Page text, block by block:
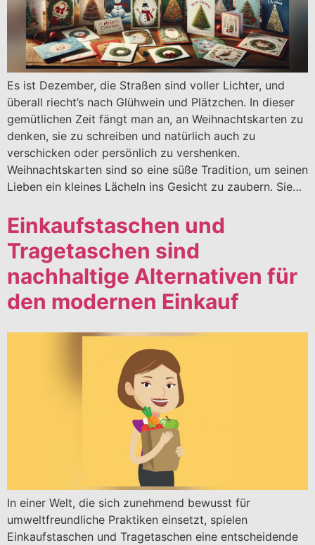
Es ist Dezember, die Straßen sind voller Lichter, und
überall riecht’s nach Glühwein und Plätzchen. In dieser
gemütlichen Zeit fängt man an, an Weihnachtskarten zu
denken, sie zu schreiben und natürlich auch zu
verschicken oder persönlich zu vershenken.
Weihnachtskarten sind so eine süße Tradition, um seinen
Lieben ein kleines Lächeln ins Gesicht zu zaubern. Sie…
Einkaufstaschen und
Tragetaschen sind
nachhaltige Alternativen für
den modernen Einkauf
In einer Welt, die sich zunehmend bewusst für
umweltfreundliche Praktiken einsetzt, spielen
Einkaufstaschen und Tragetaschen eine entscheidende